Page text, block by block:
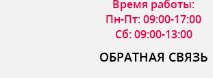
Время работы:
Пн-Пт: 09:00-17:00
Сб: 09:00-13:00
ОБРАТНАЯ СВЯЗЬ